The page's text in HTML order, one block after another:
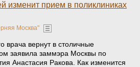
изменит прием в поликлиниках
Москва"
врача вернут в столичные
заявила заммэра Москвы по
Анастасия Ракова. Как изменится